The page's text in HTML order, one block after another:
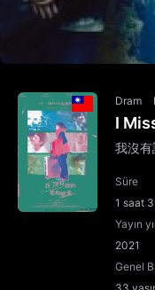
Dram
I
我沒
Süre
1 saat
Yayın
2021
Genel